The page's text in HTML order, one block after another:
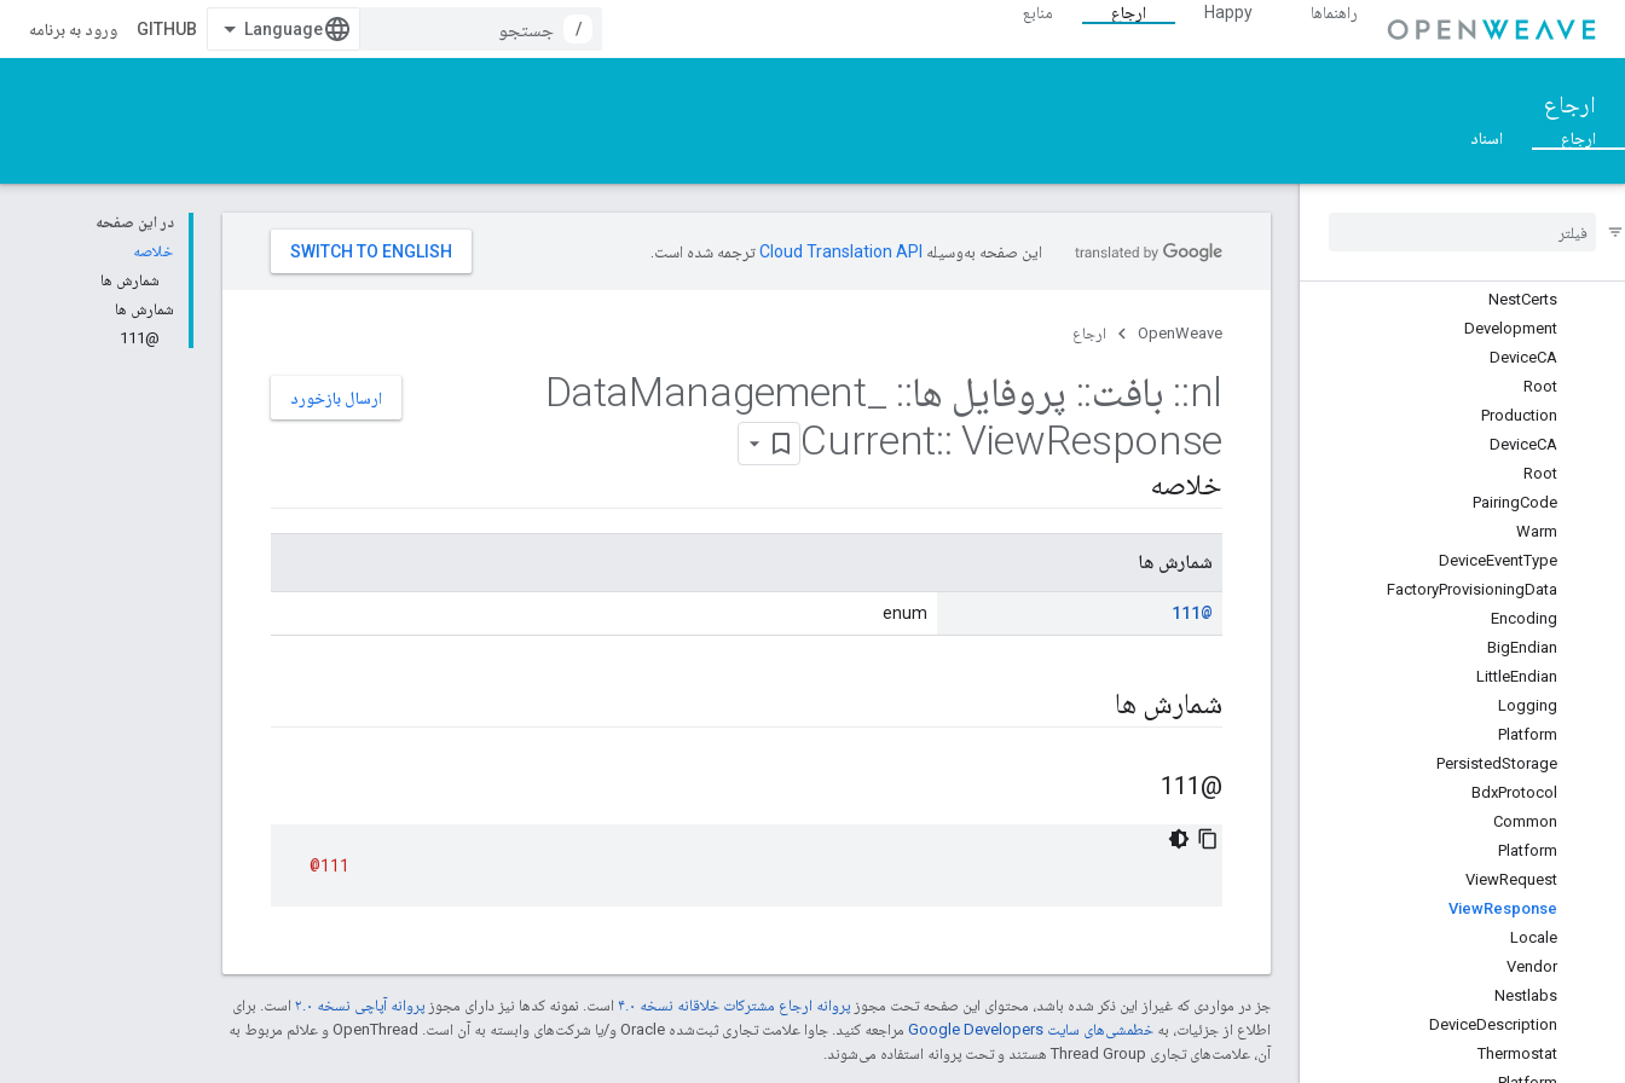
راهنماها Happy ارجاع
منابع
/
GITHUB ورود به برنامه
ارجاع
ارجاع اسناد
Overview
Modules
Namespaces
NestCerts
Development
DeviceCA
Root
Production
DeviceCA
Root
PairingCode
Warm
DeviceEventType
FactoryProvisioningData
Encoding
BigEndian
LittleEndian
Logging
Platform
PersistedStorage
BdxProtocol
Common
Platform
ViewRequest
ViewResponse
Locale
Vendor
Nestlabs
DeviceDescription
Thermostat
در این صفحه
خلاصه
شمارش ها
شمارش ها
@111
این صفحه به‌وسیله ترجمه شده است.
OpenWeave ارجاع
ارسال بازخورد nl
:: بافت:: پروفایل ها::
Management
Current:: ViewResponse
خلاصه
شمارش ها
@111
enum
شمارش ها
@111
@111
جز در مواردی که غیراز این ذکر شده باشد، محتوای این صفحه تحت مجوز پروانه ارجاع مشترکات خلاقانه نسخه ۴.۰ است. نمونه کدها نیز دارای مجوز پروانه آپاچی نسخه ۲.۰
است. برای
اطلاع از جزئیات، به خطمشی‌های سایت Google Developers‏
مراجعه کنید. جاوا علامت تجاری ثبت‌شده Oracle و/یا شرکت‌های وابسته به آن است. ‫OpenThread و علائم مربوط به
آن، علامت‌های تجاری Thread Group هستند و تحت پروانه استفاده می‌شوند.